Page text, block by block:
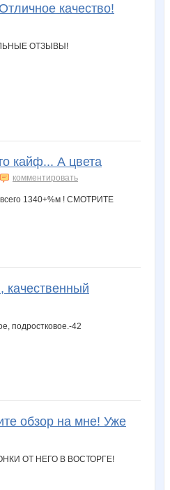
качество!
кайф... А цвета
комментировать
обзор на мне! Уже